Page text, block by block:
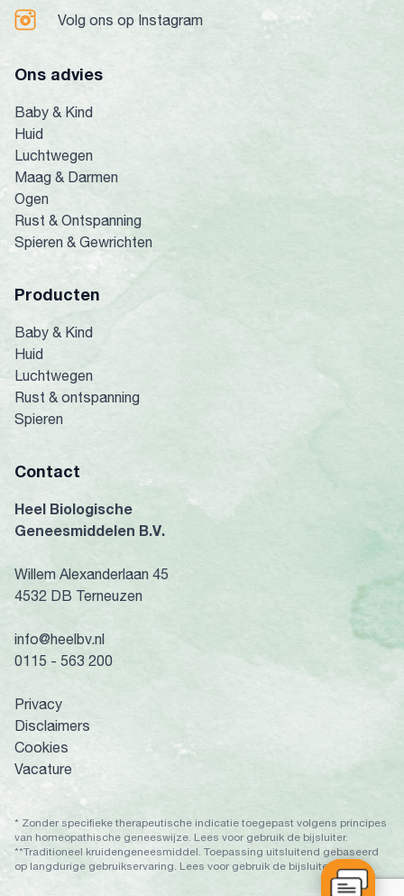
Volg ons op Instagram
Ons advies
Baby & Kind
Huid
Luchtwegen
Maag & Darmen
Ogen
Rust & Ontspanning
Spieren & Gewrichten
Producten
Baby & Kind
Huid
Luchtwegen
Rust & ontspanning
Spieren
Contact
Heel Biologische
Geneesmiddelen B.V.
Willem Alexanderlaan 45
4532 DB Terneuzen
info@heelbv.nl
0115 - 563 200
Privacy
Disclaimers
Cookies
Vacature
* Zonder specifieke therapeutische indicatie toegepast volgens principes
van homeopathische geneeswijze. Lees voor gebruik de bijsluiter.
**Traditioneel kruidengeneesmiddel. Toepassing uitsluitend gebaseerd
op langdurige gebruikservaring. Lees voor gebruik de bijsluiter.